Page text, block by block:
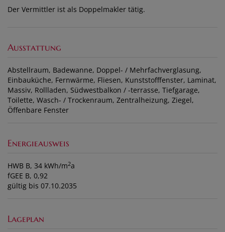
Der Vermittler ist als Doppelmakler tätig.
Ausstattung
Abstellraum Badewanne Doppel- / Mehrfachverglasung
Einbauküche Fernwärme Fliesen Kunststofffenster Laminat
Massiv Rollladen Südwestbalkon / -terrasse Tiefgarage
Toilette Wasch- / Trockenraum Zentralheizung Ziegel
Öffenbare Fenster
Energieausweis
HWB B, 34 kWh/m2a
fGEE B, 0,92
gültig bis 07.10.2035
Lageplan